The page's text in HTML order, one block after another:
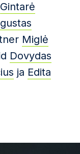
Gintarė
Miglė
Dovydas
ja Edita